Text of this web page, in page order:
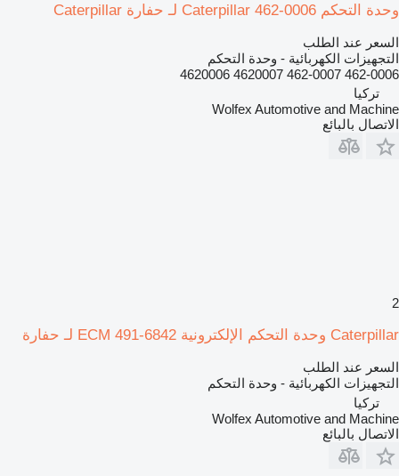
وحدة التحكم Caterpillar 462-0006 لـ حفارة Caterpillar
السعر عند الطلب
التجهيزات الكهربائية - وحدة التحكم
462-0006 462-0007 4620007 4620006
تركيا
Wolfex Automotive and Machine
الاتصال بالبائع
2
Caterpillar وحدة التحكم الإلكترونية ECM 491-6842 لـ حفارة
السعر عند الطلب
التجهيزات الكهربائية - وحدة التحكم
تركيا
Wolfex Automotive and Machine
الاتصال بالبائع